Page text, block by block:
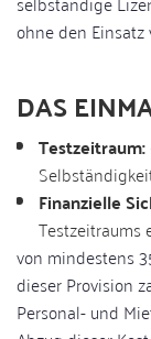
ohne den
DAS
Testzeitraum:
Finanzielle
Testzeitraums
von mindestens
dieser Provision
Personal- und